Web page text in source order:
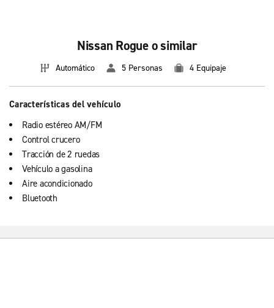
Nissan Rogue o similar
Automático 5 Personas 4 Equipaje
Características del vehículo
Radio estéreo AM/FM
Control crucero
Tracción de 2 ruedas
Vehículo a gasolina
Aire acondicionado
Bluetooth